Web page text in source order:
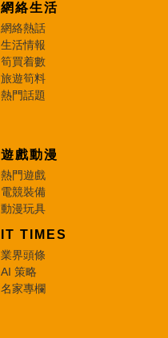
網絡生活
網絡熱話
生活情報
筍買着數
旅遊筍料
熱門話題
遊戲動漫
熱門遊戲
電競裝備
動漫玩具
IT TIMES
業界頭條
AI 策略
名家專欄